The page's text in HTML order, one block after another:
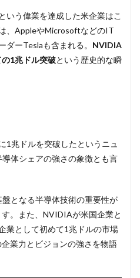
いう偉業を達成した米企業はこ
、AppleやMicrosoftなどのIT
ダーTeslaも含まれる。 NVIDIA
1兆ドル突破という歴史的な瞬
1兆ドルを突破したというニュ
体シェアの強さの象徴とも言
となる半導体技術の重要性が
。また、NVIDIAが米国企業と
業として初めて1兆ドルの市場
業力とビジョンの強さを物語